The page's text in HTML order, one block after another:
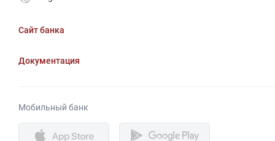
Сайт банка
Документация
Мобильный банк